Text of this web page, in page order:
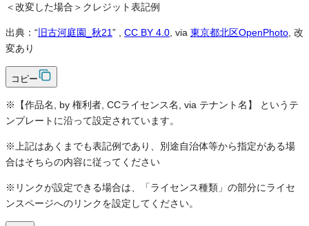
＜改変した場合＞クレジット表記例
出典：“ 旧古河庭園_秋21” CC BY 4.0 , via 東京都北区OpenPhoto , 改
変あり
コピー
※【作品名, by 権利者, CCライセンス名, via テナント名】 というテ
ンプレートに沿って設定されています。
※上記はあくまでも表記例であり、別途自治体等から指定がある場
合はそちらの内容に従ってください
※リンクが設定できる場合は、「ライセンス種類」の部分にライセ
ンスページへのリンクを設定してください。